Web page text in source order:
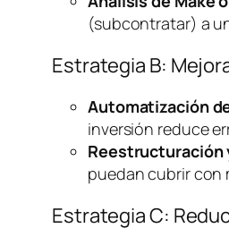
(subcontratar) a
Estrategia B:
Automatización
inversión reduce
Reestructuración
puedan cubrir con
Estrategia C: